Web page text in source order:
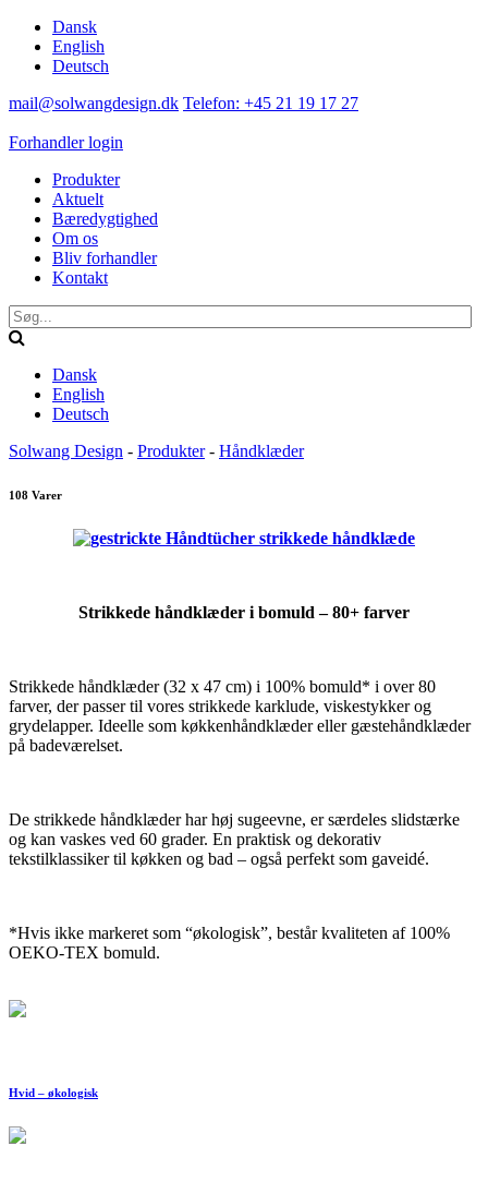
Dansk
English
Deutsch
mail@solwangdesign.dk Telefon: +45 21 19 17 27
Forhandler login
Produkter
Aktuelt
Bæredygtighed
Om os
Bliv forhandler
Kontakt
Dansk
English
Deutsch
Solwang Design - Produkter- Håndklæder
108 Varer
Strikkede håndklæder i bomuld – 80+ farver
Strikkede håndklæder (32 x 47 cm) i 100% bomuld* i over 80
farver, der passer til vores strikkede karklude, viskestykker og
grydelapper. Ideelle som køkkenhåndklæder eller gæstehåndklæder
på badeværelset.
De strikkede håndklæder har høj sugeevne, er særdeles slidstærke
og kan vaskes ved 60 grader. En praktisk og dekorativ
tekstilklassiker til køkken og bad – også perfekt som gaveidé.
*Hvis ikke markeret som “økologisk”, består kvaliteten af 100%
OEKO-TEX bomuld.
Hvid – økologisk